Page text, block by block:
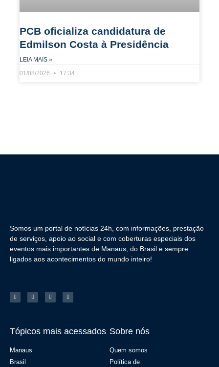
PCB oficializa candidatura de
Edmilson Costa à Presidência
LEIA MAIS »
01/08/2026
17:34
Somos um portal de notícias 24h, com informações, prestação
de serviços, apoio ao social e com coberturas especiais dos
eventos mais importantes de Manaus, do Brasil e sempre
ligados aos acontecimentos do mundo inteiro!
Tópicos mais acessados
Manaus
Brasil
Sobre nós
Quem somos
Política de